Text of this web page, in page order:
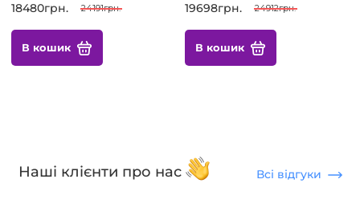
18480грн. 24191грн.
В кошик
19698грн. 24912грн.
В кошик
Наші клієнти про нас Всі відгуки